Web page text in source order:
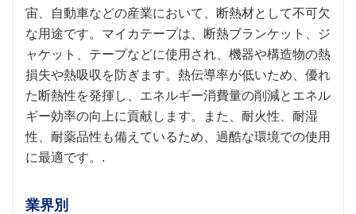
宙、自動車などの産業において、断熱材として不可欠
な用途です。マイカテープは、断熱ブランケット、ジ
ャケット、テープなどに使用され、機器や構造物の熱
損失や熱吸収を防ぎます。熱伝導率が低いため、優れ
た断熱性を発揮し、エネルギー消費量の削減とエネル
ギー効率の向上に貢献します。また、耐火性、耐湿
性、耐薬品性も備えているため、過酷な環境での使用
に最適です。.
業界別